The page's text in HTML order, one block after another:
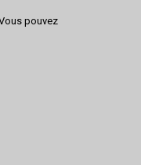
pouvez